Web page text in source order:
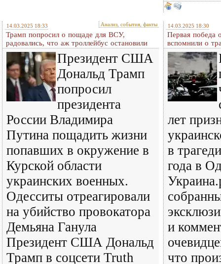
14.03.2025 18:33 Анализ, события, факты
Трамп попросил о пощаде для ВСУ,
радовались, что аж троллейбус остановили
Президент США
Дональд Трамп
попросил
президента
России Владимира
Путина пощадить жизни
попавших в окружение в
Курской области
украинских военных.
Одесситы отреагировали
на убийство провокатора
Демьяна Ганула
Президент США Дональд
Трамп в соцсети Truth
14.03.2025 18:30
Первая победа
вспомнили о
лет
в
года в
и
что